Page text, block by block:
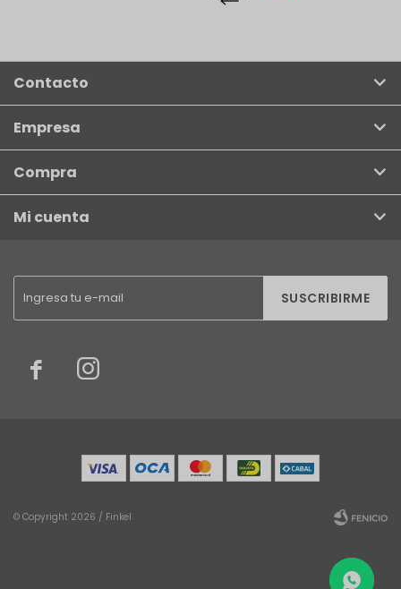
SUSCRIBIRME
 
Contacto
Empresa
Compra
Mi cuenta
© Copyright 2026 / Finkel